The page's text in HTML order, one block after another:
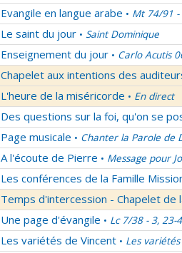
Evangile en langue arabe • Mt 74/91 -
Le saint du jour • Saint Dominique
Enseignement du jour • Carlo Acutis
Chapelet aux intentions des
L'heure de la miséricorde • En direct
Des questions sur la foi, qu'on se
Page musicale • Chanter la Parole de
A l'écoute de Pierre • Message pour
Les conférences de la Famille
Temps d'intercession - Chapelet de
Une page d'évangile • Lc 7/38 - 3, 23-
Les variétés de Vincent • Les